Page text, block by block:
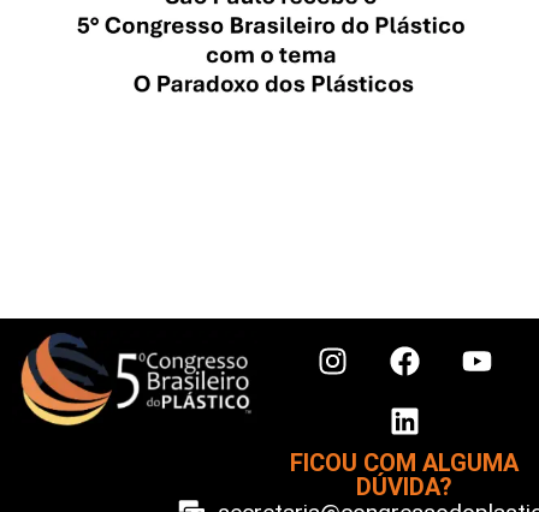
FICOU COM ALGUMA
DÚVIDA?